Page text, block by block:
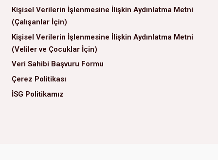
Kişisel Verilerin İşlenmesine İlişkin Aydınlatma Metni
(Çalışanlar İçin)
Kişisel Verilerin İşlenmesine İlişkin Aydınlatma Metni
(Veliler ve Çocuklar İçin)
Veri Sahibi Başvuru Formu
Çerez Politikası
İSG Politikamız